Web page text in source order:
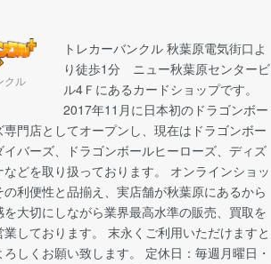
クル
トレカーバンクル 秋葉原電気街口よ
り徒歩1分 ニュー秋葉原センタービ
ル4Ｆにあるカードショップです。
2017年11月に日本初のドラゴンボー
専門店としてオープンし、現在はドラゴンボー
イバーズ、ドラゴンボールヒーローズ、ディズ
などを取り扱っております。 オンラインショッ
の利便性と品揃え、実店舗が秋葉原にあるから
を大切にしながら業界最高水準の販売、買取を
業しております。 末永くご利用いただけますと
しくお願い致します。 定休日：毎週月曜日・